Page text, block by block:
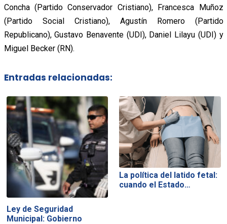
Concha (Partido Conservador Cristiano), Francesca Muñoz
(Partido Social Cristiano), Agustín Romero (Partido
Republicano), Gustavo Benavente (UDI), Daniel Lilayu (UDI) y
Miguel Becker (RN).
Entradas relacionadas:
Ley de Seguridad
Municipal: Gobierno
La política del latido fetal:
cuando el Estado…